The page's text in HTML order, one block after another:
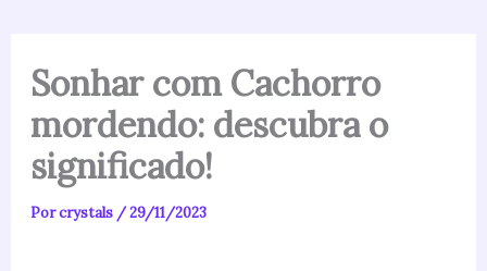
Sonhar com Cachorro
mordendo: descubra o
significado!
Porcrystals /29/11/2023